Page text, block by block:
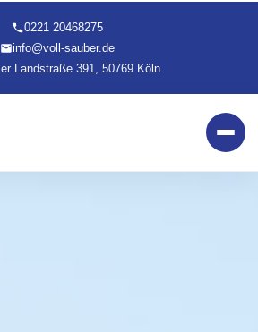
0221 20468275
info@voll-sauber.de
Landstraße 391, 50769 Köln